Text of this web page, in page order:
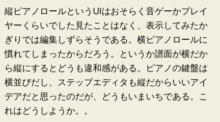
縦ピアノロールというUIはおそらく音ゲーかプレイ
ヤーくらいでした見たことはなく、表示してみたか
ぎりでは編集しずらそうである。横ピアノロールに
慣れてしまったからだろう。というか譜面が横だか
ら縦にするとどうも違和感がある。ピアノの鍵盤は
横並びだし、ステップエディタも縦だからいいアイ
デアだと思ったのだが、どうもいまいちである。こ
れはどうしようか。。